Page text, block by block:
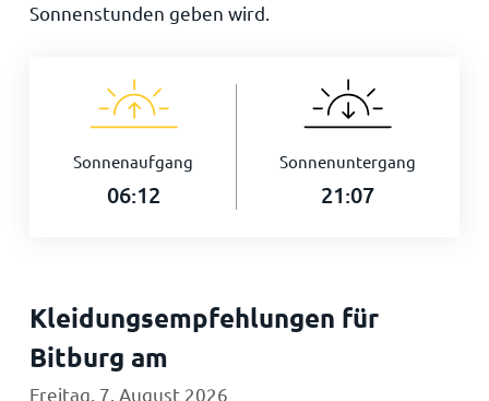
Sonnenstunden geben wird.
Sonnenaufgang
06:12
Sonnenuntergang
21:07
Kleidungsempfehlungen für
Bitburg am
Freitag, 7. August 2026